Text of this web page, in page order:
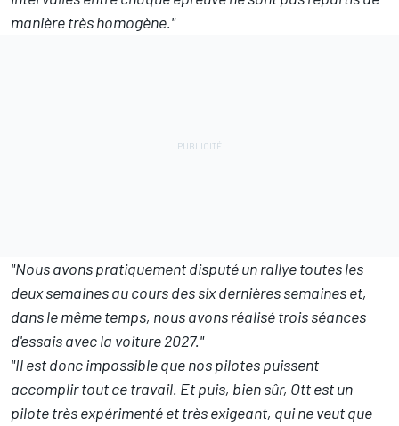
manière très homogène."
"Nous avons pratiquement disputé un rallye toutes les
deux semaines au cours des six dernières semaines et,
dans le même temps, nous avons réalisé trois séances
d'essais avec la voiture 2027."
"Il est donc impossible que nos pilotes puissent
accomplir tout ce travail. Et puis, bien sûr, Ott est un
pilote très expérimenté et très exigeant, qui ne veut que